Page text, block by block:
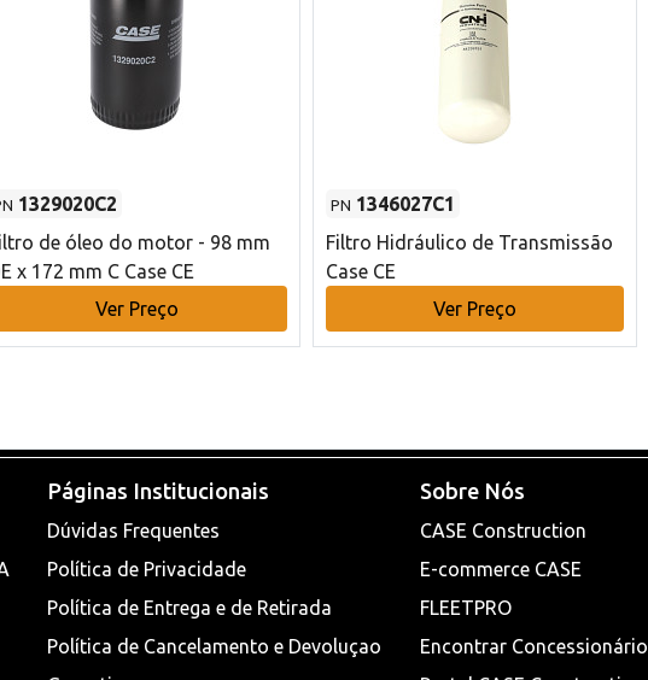
1329020C2
de óleo do motor - 98 mm
x 172 mm C Case CE
Ver Preço
PN 1346027C1
Filtro Hidráulico de Transmissão
Case CE
Ver Preço
Páginas Institucionais
Dúvidas Frequentes
Política de Privacidade
Política de Entrega e de Retirada
Política de Cancelamento e Devoluçao
Sobre Nós
CASE Construction
E-commerce CASE
FLEETPRO
Encontrar Concessionário